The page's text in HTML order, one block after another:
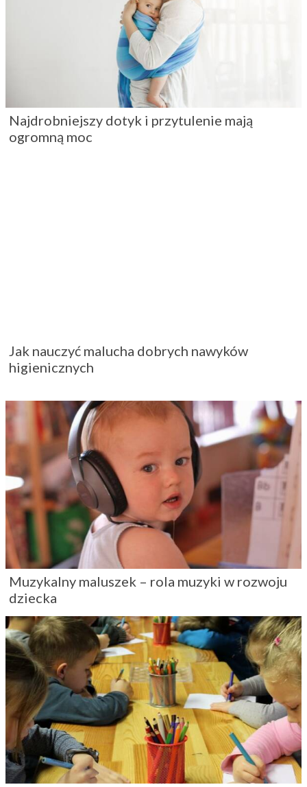
Najdrobniejszy dotyk i przytulenie mają
ogromną moc
Jak nauczyć malucha dobrych nawyków
higienicznych
Muzykalny maluszek – rola muzyki w rozwoju
dziecka